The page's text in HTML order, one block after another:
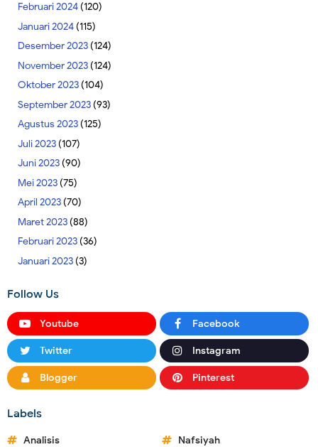
Februari 2024(120)
Januari 2024(115)
Desember 2023(124)
November 2023(124)
Oktober 2023(104)
September 2023(93)
Agustus 2023(125)
Juli 2023(107)
Juni 2023(90)
Mei 2023(75)
April 2023(70)
Maret 2023(88)
Februari 2023(36)
Januari 2023(3)
Follow Us
Youtube Facebook
Twitter Instagram
Blogger Pinterest
Labels
Analisis
Nafsiyah